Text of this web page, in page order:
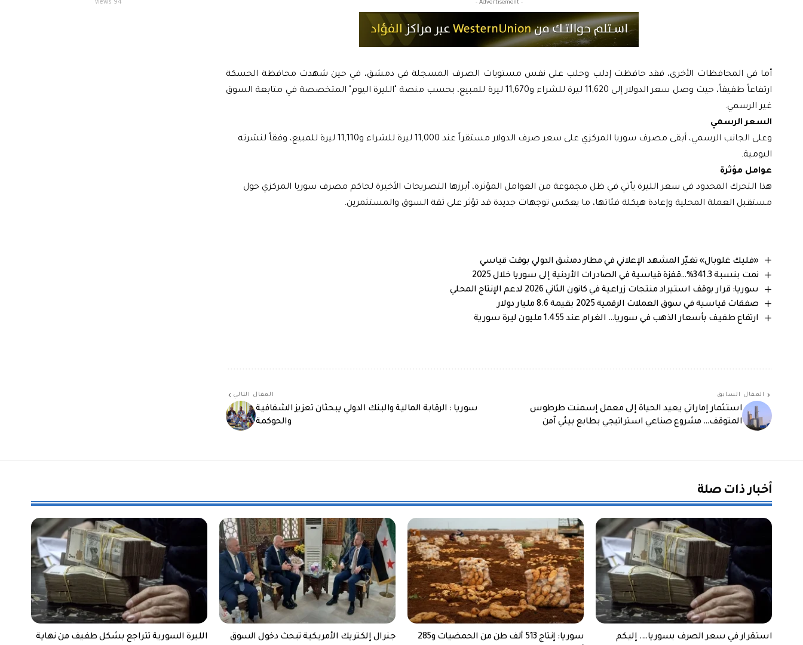
- Advertisement -
أما في المحافظات الأخرى، فقد حافظت إدلب وحلب على نفس مستويات الصرف المسجلة في دمشق، في حين شهدت محافظة الحسكة
ارتفاعاً طفيفاً، حيث وصل سعر الدولار إلى 11,620 ليرة للشراء و11,670 ليرة للمبيع، بحسب منصة "الليرة اليوم" المتخصصة في متابعة السوق
غير الرسمي.
السعر الرسمي
وعلى الجانب الرسمي، أبقى مصرف سوريا المركزي على سعر صرف الدولار مستقراً عند 11,000 ليرة للشراء و11,110 ليرة للمبيع، وفقاً لنشرته
اليومية.
عوامل مؤثرة
هذا التحرك المحدود في سعر الليرة يأتي في ظل مجموعة من العوامل المؤثرة، أبرزها التصريحات الأخيرة لحاكم مصرف سوريا المركزي حول
مستقبل العملة المحلية وإعادة هيكلة فئاتها، ما يعكس توجهات جديدة قد تؤثر على ثقة السوق والمستثمرين.
«فليك غلوبال» تغيّر المشهد الإعلاني في مطار دمشق الدولي بوقت قياسي
نمت بنسبة 341.3%…قفزة قياسية في الصادرات الأردنية إلى سوريا خلال 2025
سوريا: قرار بوقف استيراد منتجات زراعية في كانون الثاني 2026 لدعم الإنتاج المحلي
صفقات قياسية في سوق العملات الرقمية 2025 بقيمة 8.6 مليار دولار
ارتفاع طفيف بأسعار الذهب في سوريا… الغرام عند 1.455 مليون ليرة سورية
المقال السابق
استثمار إماراتي يعيد الحياة إلى معمل إسمنت طرطوس
المتوقف… مشروع صناعي استراتيجي بطابع بيئي آمن
المقال التالي
سوريا : الرقابة المالية والبنك الدولي يبحثان تعزيز الشفافية
والحوكمة
94 views
أخبار ذات صلة
استقرار في سعر الصرف بسوريا…. إليكم سوريا: إنتاج 513 ألف طن من الحمضيات و285 جنرال إلكتريك الأمريكية تبحث دخول السوق الليرة السورية تتراجع بشكل طفيف من نهاية